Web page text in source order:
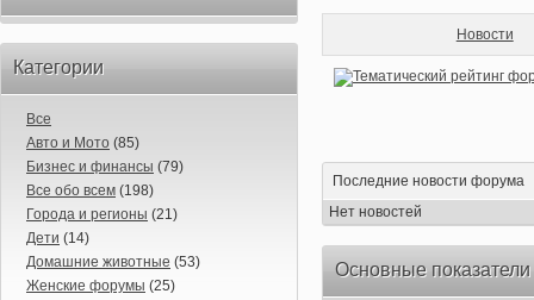
Категории
Все
Авто и Мото (85)
Бизнес и финансы (79)
Все обо всем (198)
Города и регионы (21)
Дети (14)
Домашние животные (53)
Женские форумы (25)
Новости
Последние новости форума
Нет новостей
Основные